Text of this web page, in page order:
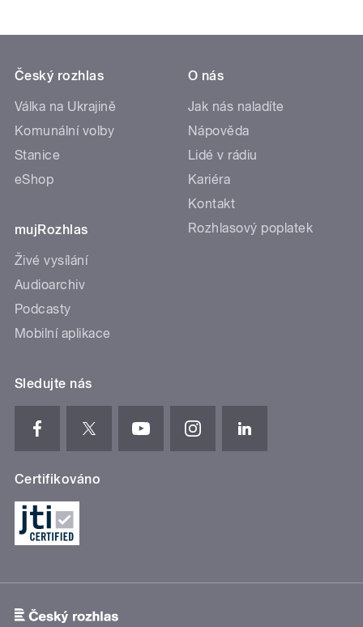
Český rozhlas
Válka na Ukrajině
Komunální volby
Stanice
eShop
mujRozhlas
Živé vysílání
Audioarchiv
Podcasty
Mobilní aplikace
O nás
Jak nás naladíte
Nápověda
Lidé v rádiu
Kariéra
Kontakt
Rozhlasový poplatek
Sledujte nás
Certifikováno